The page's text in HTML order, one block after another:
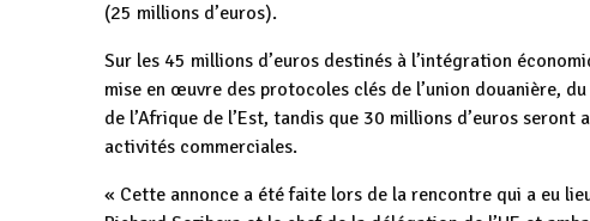
(25 millions d’euros).
Sur les 45 millions d’euros destinés à l’intégration
mise en œuvre des protocoles clés de l’union douanière,
de l’Afrique de l’Est, tandis que 30 millions d’euros
activités commerciales.
« Cette annonce a été faite lors de la rencontre qui a eu